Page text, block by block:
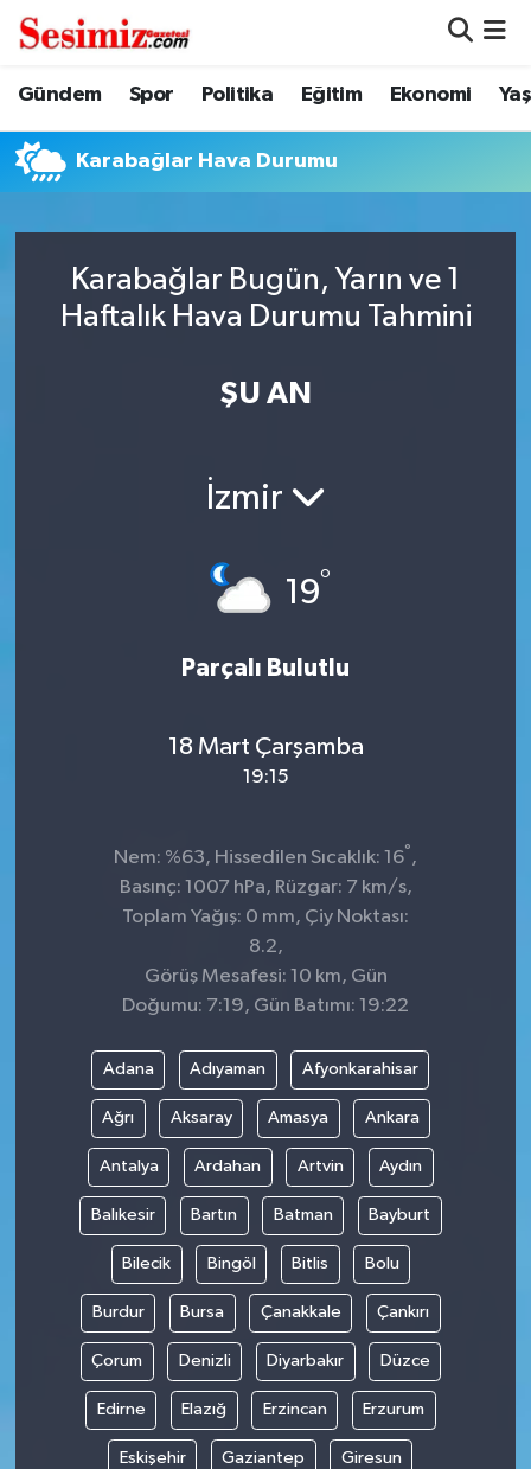
Gündem Spor Politika Eğitim Ekonomi
Karabağlar Hava Durumu
Karabağlar Bugün, Yarın ve 1
Haftalık Hava Durumu Tahmini
ŞU AN
İzmir
19°
Parçalı Bulutlu
18 Mart Çarşamba
19:15
Nem: %63, Hissedilen Sıcaklık: 16° ,
Basınç: 1007 hPa, Rüzgar: 7 km/s,
Toplam Yağış: 0 mm, Çiy Noktası:
8.2,
Görüş Mesafesi: 10 km, Gün
Doğumu: 7:19, Gün Batımı: 19:22
Adana Adıyaman Afyonkarahisar
Ağrı Aksaray Amasya Ankara
Antalya Ardahan Artvin Aydın
Balıkesir Bartın Batman Bayburt
Bilecik Bingöl Bitlis Bolu
Burdur Bursa Çanakkale Çankırı
Çorum Denizli Diyarbakır Düzce
Edirne Elazığ Erzincan Erzurum
Eskişehir Gaziantep Giresun
Dünya
Eğitim
Genel
Gündem
Nöbetçi Eczaneler
Hava Durumu
Trafik Durumu
Süper Lig Puan Durumu ve Fikstür